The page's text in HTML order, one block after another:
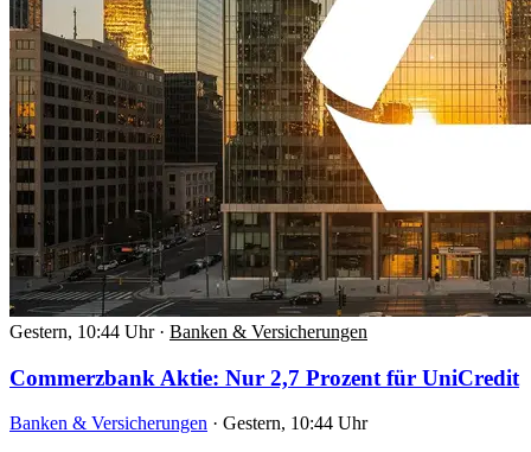
Gestern, 10:44 Uhr · Banken & Versicherungen
Commerzbank Aktie: Nur 2,7 Prozent für UniCredit
Banken & Versicherungen · Gestern, 10:44 Uhr